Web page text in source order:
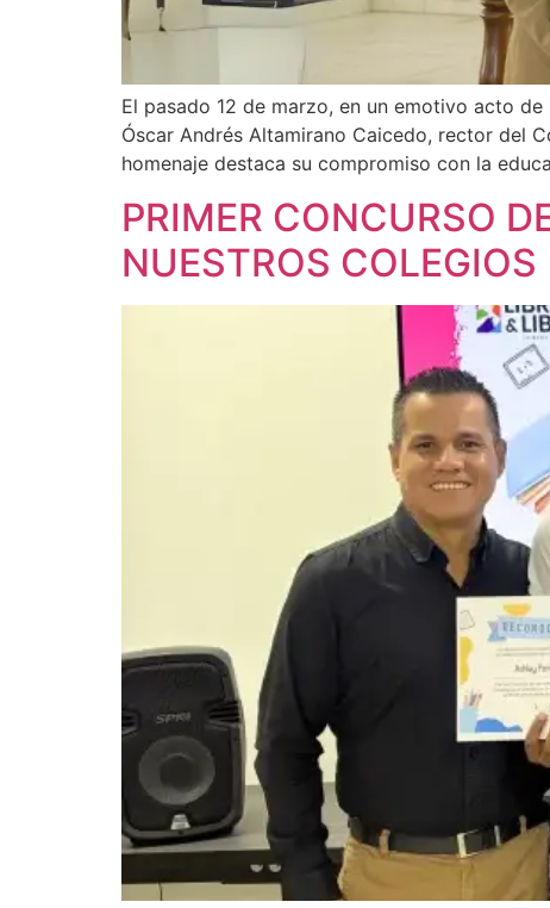
El pasado 12 de marzo, en un emotivo acto
Óscar Andrés Altamirano Caicedo, rector del
homenaje destaca su compromiso con la
PRIMER CONCURSO
NUESTROS COLEGIOS